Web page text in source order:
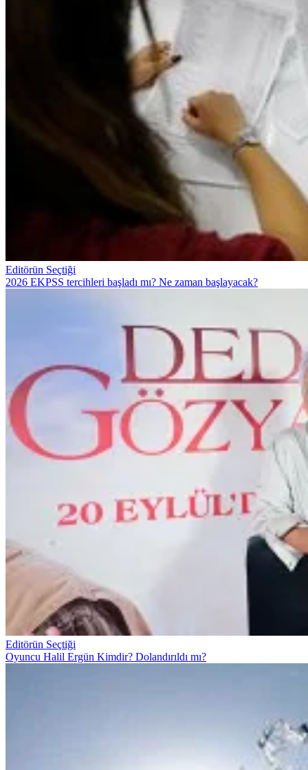
Editörün Seçtiği
2026 EKPSS tercihleri başladı mı? Ne zaman başlayacak?
Editörün Seçtiği
Oyuncu Halil Ergün Kimdir? Dolandırıldı mı?